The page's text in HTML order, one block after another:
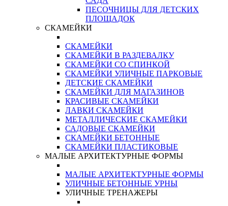
ПЕСОЧНИЦЫ ДЛЯ ДЕТСКИХ
ПЛОЩАДОК
СКАМЕЙКИ
СКАМЕЙКИ
СКАМЕЙКИ В РАЗДЕВАЛКУ
СКАМЕЙКИ СО СПИНКОЙ
СКАМЕЙКИ УЛИЧНЫЕ ПАРКОВЫЕ
ДЕТСКИЕ СКАМЕЙКИ
СКАМЕЙКИ ДЛЯ МАГАЗИНОВ
КРАСИВЫЕ СКАМЕЙКИ
ЛАВКИ СКАМЕЙКИ
МЕТАЛЛИЧЕСКИЕ СКАМЕЙКИ
САДОВЫЕ СКАМЕЙКИ
СКАМЕЙКИ БЕТОННЫЕ
СКАМЕЙКИ ПЛАСТИКОВЫЕ
МАЛЫЕ АРХИТЕКТУРНЫЕ ФОРМЫ
МАЛЫЕ АРХИТЕКТУРНЫЕ ФОРМЫ
УЛИЧНЫЕ БЕТОННЫЕ УРНЫ
УЛИЧНЫЕ ТРЕНАЖЕРЫ